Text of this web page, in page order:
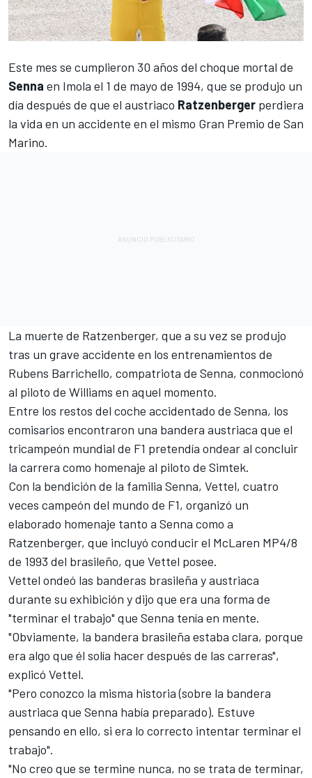
Este mes se cumplieron 30 años del choque mortal de
Senna en Imola el 1 de mayo de 1994, que se produjo un
día después de que el austriaco Ratzenberger perdiera
la vida en un accidente en el mismo Gran Premio de San
Marino.
La muerte de Ratzenberger, que a su vez se produjo
tras un grave accidente en los entrenamientos de
Rubens Barrichello, compatriota de Senna, conmocionó
al piloto de Williams en aquel momento.
Entre los restos del coche accidentado de Senna, los
comisarios encontraron una bandera austriaca que el
tricampeón mundial de F1 pretendía ondear al concluir
la carrera como homenaje al piloto de Simtek.
Con la bendición de la familia Senna, Vettel, cuatro
veces campeón del mundo de F1, organizó un
elaborado homenaje tanto a Senna como a
Ratzenberger, que incluyó conducir el McLaren MP4/8
de 1993 del brasileño, que Vettel posee.
Vettel ondeó las banderas brasileña y austriaca
durante su exhibición y dijo que era una forma de
"terminar el trabajo" que Senna tenía en mente.
"Obviamente, la bandera brasileña estaba clara, porque
era algo que él solía hacer después de las carreras",
explicó Vettel.
"Pero conozco la misma historia (sobre la bandera
austriaca que Senna había preparado). Estuve
pensando en ello, si era lo correcto intentar terminar el
trabajo".
"No creo que se termine nunca, no se trata de terminar,